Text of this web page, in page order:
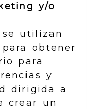
y/o
utilizan
obtener
para
y
dirigida a
crear un